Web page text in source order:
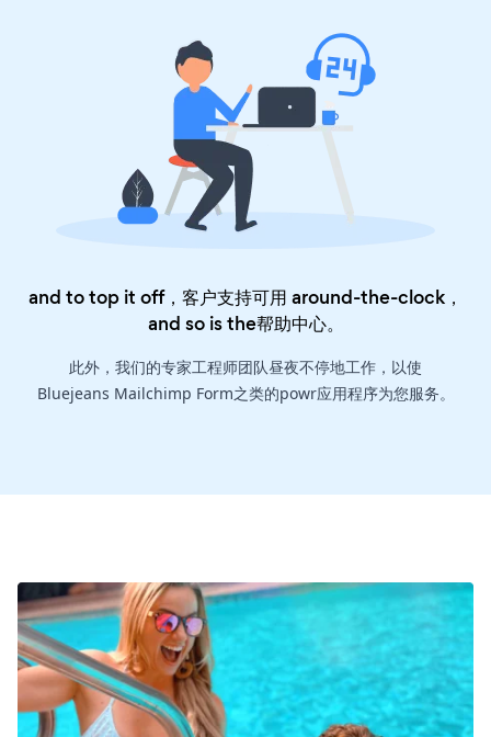
and to top it off，客户支持可用 around-the-clock，
and so is the帮助中心。
此外，我们的专家工程师团队昼夜不停地工作，以使
Bluejeans Mailchimp Form之类的powr应用程序为您服务。